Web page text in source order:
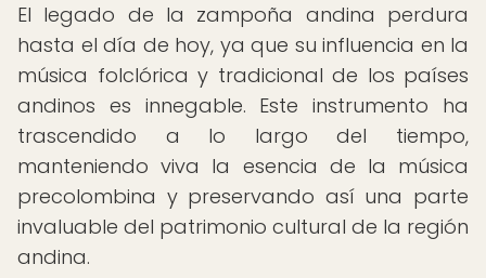
El legado de la zampoña andina perdura
hasta el día de hoy, ya que su influencia en la
música folclórica y tradicional de los países
andinos es innegable. Este instrumento ha
trascendido a lo largo del tiempo,
manteniendo viva la esencia de la música
precolombina y preservando así una parte
invaluable del patrimonio cultural de la región
andina.